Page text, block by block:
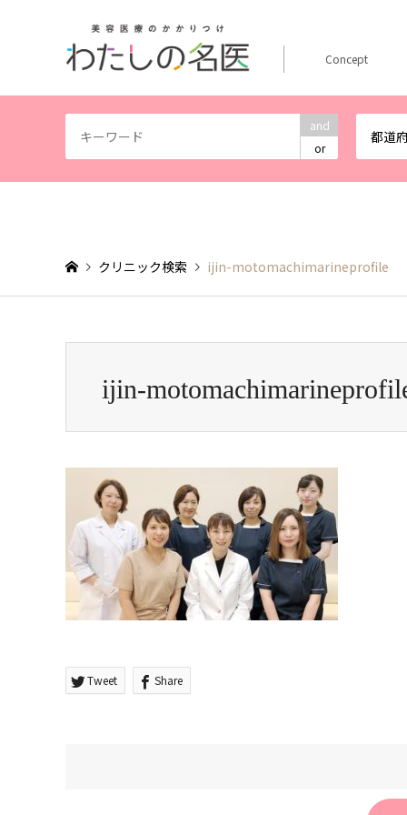
and
or
都道
Concept
クリニック検索 ijin-motomachimarineprofile
ijin-
Tweet Share